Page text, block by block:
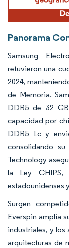
Panorama
Samsung
retuvieron una
2024,
de Memoria.
DDR5 de 32
capacidad por
DDR5 1c y
consolidando
Technology
la Ley CHIPS,
estadounidenses
Surgen
Everspin amplía
industriales, y los
arquitecturas de